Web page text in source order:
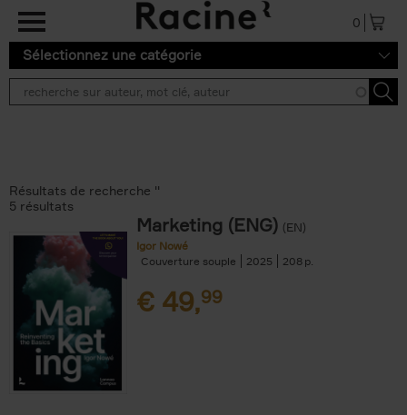
Aller au contenu principal
0
Sélectionnez une catégorie
Résultats de recherche ''
5 résultats
Marketing (ENG) (EN)
Igor Nowé
Couverture souple
2025 208
€ 49,99